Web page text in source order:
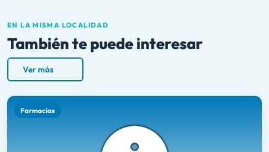
EN LA MISMA LOCALIDAD
También te puede interesar
Ver más
Farmacias